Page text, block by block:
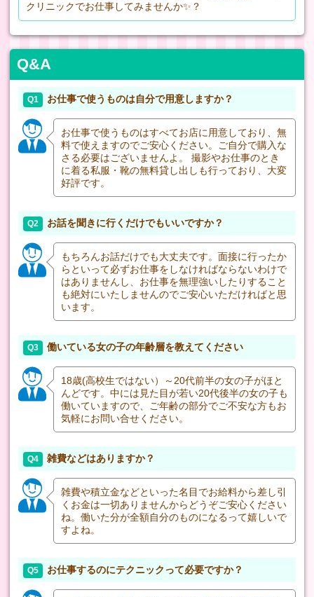
クリニックでお仕事してみませんか✨？
Q&A
Q1 お仕事で使うものは自分で用意しますか？
お仕事で使うものはすべてお店に用意しており、無
料で使えますのでご安心ください。ご自分で購入な
さる必要はございませんよ。 撮影やお仕事のとき
に着る私服・靴の無料貸し出しも行っており、大変
好評です。
Q2 お話を聞きに行くだけでもいいですか？
もちろんお話だけでも大丈夫です。面接に行ったか
らといって必ずお仕事をしなければならないわけで
はありませんし、お仕事を無理強いしたりすること
も絶対にいたしませんのでご安心いただければと思
います。
Q3 働いている女の子の年齢層を教えてください
18歳(高校生ではない）～20代前半の女の子がほと
んどです。中には見た目が若い20代後半の女の子も
働いていますので、ご年齢の部分でご不安な方もお
気軽にお問い合せください。
Q4 雑費などはありますか？
雑費や積立金などといった名目でお給料から差し引
くお金は一切ありませんからどうぞご安心ください
ね。働いた分が全額自分のものになるって嬉しいで
すよね。
Q5 お仕事するのにテクニックって必要ですか？